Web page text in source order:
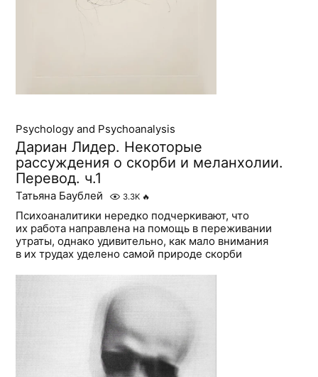
Psychology and Psychoanalysis
Дариан Лидер. Некоторые
рассуждения о скорби и меланхолии.
Перевод. ч.1
Татьяна Баублей 3.3K 🔥
Психоаналитики нередко подчеркивают, что
их работа направлена на помощь в переживании
утраты, однако удивительно, как мало внимания
в их трудах уделено самой природе скорби